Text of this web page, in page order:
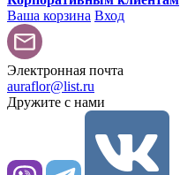
Ваша корзина Вход
Электронная почта
auraflor@list.ru
Дружите с нами